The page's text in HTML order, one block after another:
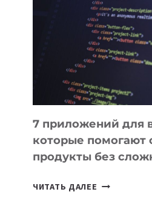
ДЛЯ
РАБОТЫ
7 приложений для
которые помогают
продукты без
ЧИТАТЬ ДАЛЕЕ